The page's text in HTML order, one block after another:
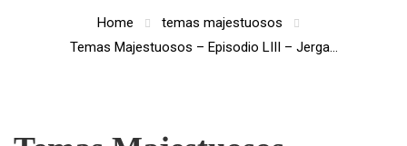
Home
temas majestuosos
Temas Majestuosos – Episodio LIII – Jerga…